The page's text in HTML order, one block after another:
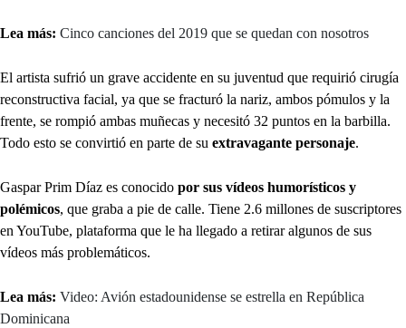
Lea más: Cinco canciones del 2019 que se quedan con nosotros
El artista sufrió un grave accidente en su juventud que requirió cirugía
reconstructiva facial, ya que se fracturó la nariz, ambos pómulos y la
frente, se rompió ambas muñecas y necesitó 32 puntos en la barbilla.
Todo esto se convirtió en parte de su extravagante personaje.
Gaspar Prim Díaz es conocido por sus vídeos humorísticos y
polémicos, que graba a pie de calle. Tiene 2.6 millones de suscriptores
en YouTube, plataforma que le ha llegado a retirar algunos de sus
vídeos más problemáticos.
Lea más: Video: Avión estadounidense se estrella en República
Dominicana